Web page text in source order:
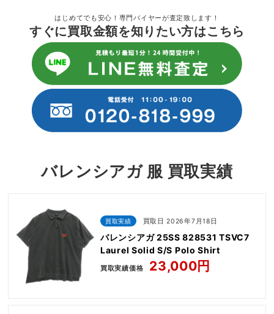
はじめてでも安心！専門バイヤーが査定致します！
すぐに買取金額を知りたい方はこちら
バレンシアガ 服 買取実績
買取実績 買取日 2026年7月18日
バレンシアガ 25SS 828531 TSVC7
Laurel Solid S/S Polo Shirt
買取実績価格 23,000円